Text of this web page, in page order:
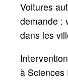
Voitures
demande :
dans les
à Sciences